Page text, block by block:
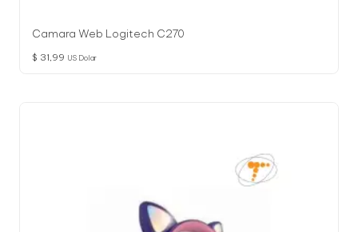
Camara Web Logitech C270
$ 31,99 US Dolar